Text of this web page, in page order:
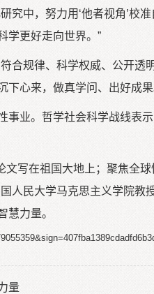
究中，努力用‘他者视角’校
学更好走向世界。”
合规律、科学权威、公开
下心来，做真学问、出好成果
业。哲学社会科学战线表
文写在祖国大地上；聚焦
人民大学马克思主义学院
慧力量。
量